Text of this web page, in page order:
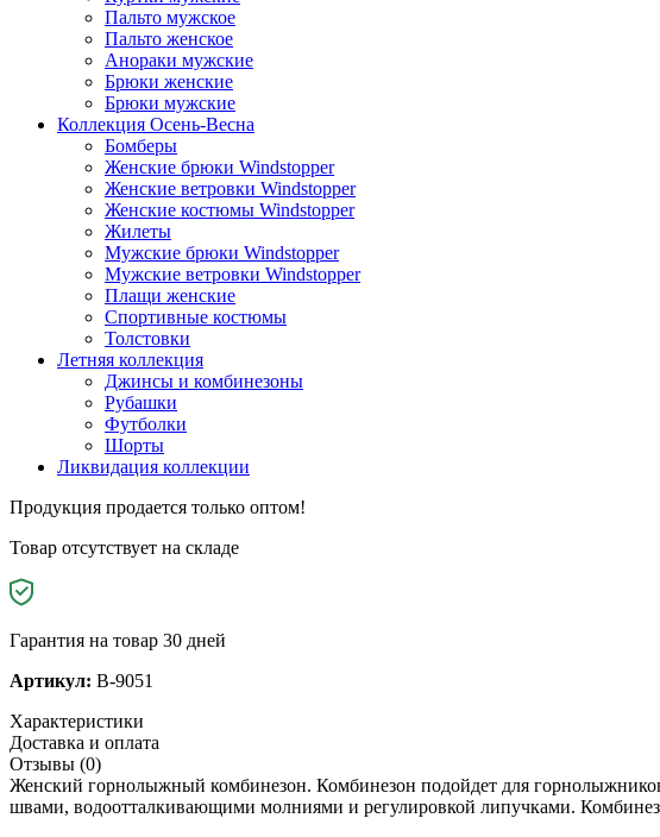
Пальто мужское
Пальто женское
Анораки мужские
Брюки женские
Брюки мужские
Коллекция Осень-Весна
Бомберы
Женские брюки Windstopper
Женские ветровки Windstopper
Женские костюмы Windstopper
Жилеты
Мужские брюки Windstopper
Мужские ветровки Windstopper
Плащи женские
Спортивные костюмы
Толстовки
Летняя коллекция
Джинсы и комбинезоны
Рубашки
Футболки
Шорты
Ликвидация коллекции
Продукция продается только оптом!
Товар отсутствует на складе
Гарантия на товар 30 дней
Артикул: B-9051
Характеристики
Доставка и оплата
Отзывы (0)
Женский горнолыжный комбинезон. Комбинезон подойдет для
швами, водоотталкивающими молниями и регулировкой липучками.